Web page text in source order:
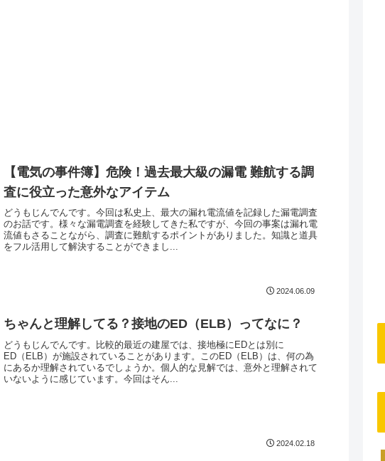
【電気の事件簿】危険！過去最大級の漏電 難航する調
査に役立った意外なアイテム
どうもじんでんです。今回は私史上、最大の漏れ電流値を記録した漏電調査
のお話です。様々な漏電調査を経験してきた私ですが、今回の事案は漏れ電
流値もさることながら、調査に難航するポイントがありました。知識と道具
をフル活用して解決することができまし...
2024.06.09
ちゃんと理解してる？接地のED（ELB）ってなに？
どうもじんでんです。比較的最近の建屋では、接地極にEDとは別に
ED（ELB）が施設されていることがあります。このED（ELB）は、何の為
にあるか理解されているでしょうか。個人的な見解では、意外と理解されて
いないように感じています。今回はそん...
2024.02.18